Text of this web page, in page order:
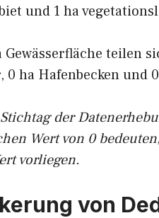
und 1 ha
Gewässerfläche teilen
0 ha Hafenbecken und
der
Wert von 0
vorliegen.
von